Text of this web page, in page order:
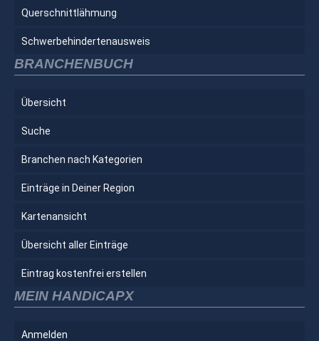
Querschnittlähmung
Schwerbehindertenausweis
BRANCHENBUCH
Übersicht
Suche
Branchen nach Kategorien
Einträge in Deiner Region
Kartenansicht
Übersicht aller Einträge
Eintrag kostenfrei erstellen
MEIN HANDICAPX
Anmelden